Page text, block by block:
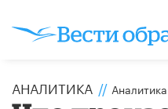
АНАЛИТИКА // Аналитика